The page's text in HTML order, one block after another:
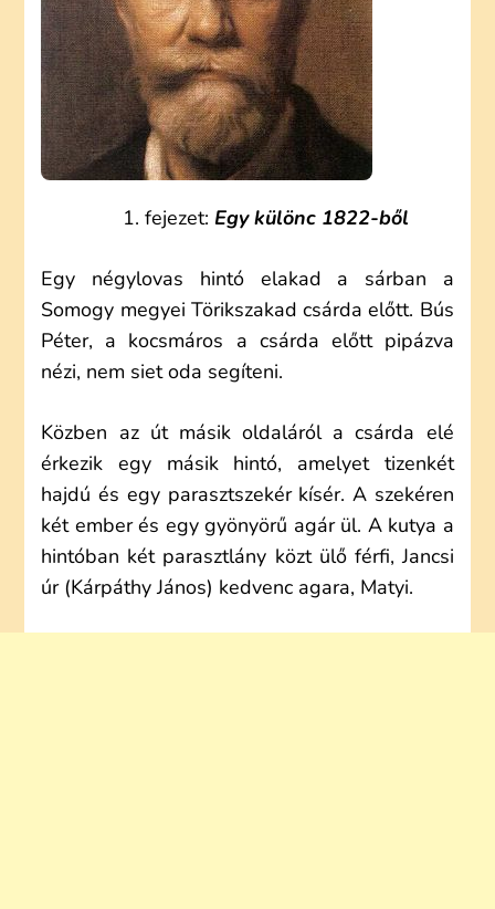
fejezet: Egy különc 1822-ből
Egy négylovas hintó elakad a sárban a
Somogy megyei Törikszakad csárda előtt. Bús
Péter, a kocsmáros a csárda előtt pipázva
nézi, nem siet oda segíteni.
Közben az út másik oldaláról a csárda elé
érkezik egy másik hintó, amelyet tizenkét
hajdú és egy parasztszekér kísér. A szekéren
két ember és egy gyönyörű agár ül. A kutya a
hintóban két parasztlány közt ülő férfi, Jancsi
úr (Kárpáthy János) kedvenc agara, Matyi.